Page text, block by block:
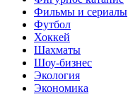
Фильмы и сериалы
Футбол
Хоккей
Шахматы
Шоу-бизнес
Экология
Экономика